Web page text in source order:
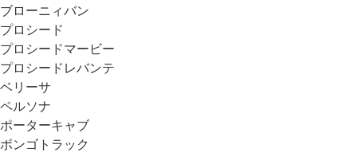
ブローニィバン
プロシード
プロシードマービー
プロシードレバンテ
ベリーサ
ペルソナ
ポーターキャブ
ボンゴトラック